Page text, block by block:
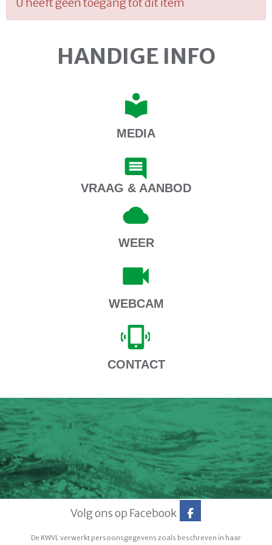
U heeft geen toegang tot dit item
HANDIGE INFO
MEDIA
VRAAG & AANBOD
WEER
WEBCAM
CONTACT
Volg ons op Facebook
De KWVL verwerkt persoonsgegevens zoals beschreven in haar